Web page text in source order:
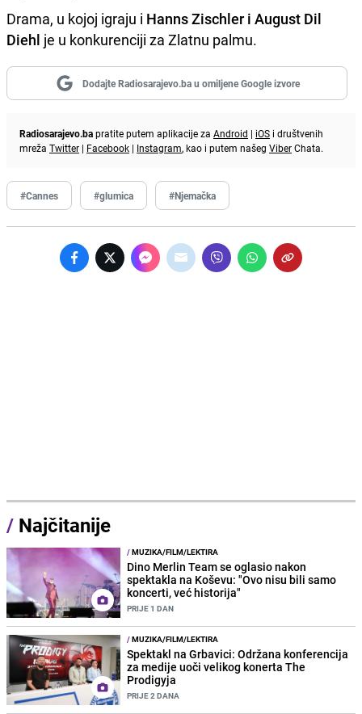
Drama, u kojoj igraju i Hanns Zischler i August Dil
Diehl je u konkurenciji za Zlatnu palmu.
Dodajte Radiosarajevo.ba u omiljene Google izvore
Radiosarajevo.bapratite putem aplikacije za Android | iOS i društvenih
mreža Twitter | Facebook | Instagram, kao i putem našeg ViberChata.
#Cannes #glumica #Njemačka
/ Najčitanije
/MUZIKA/FILM/LEKTIRA
Dino Merlin Team se oglasio nakon
spektakla na Koševu: "Ovo nisu bili samo
koncerti, već historija"
PRIJE 1 DAN
/MUZIKA/FILM/LEKTIRA
Spektakl na Grbavici: Održana konferencija
za medije uoči velikog konerta The
Prodigyja
PRIJE 2 DANA